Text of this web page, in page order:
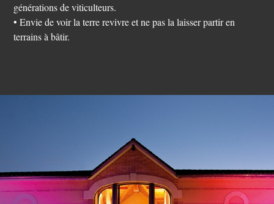
générations de viticulteurs.
• Envie de voir la terre revivre et ne pas la laisser partir en
terrains à bâtir.